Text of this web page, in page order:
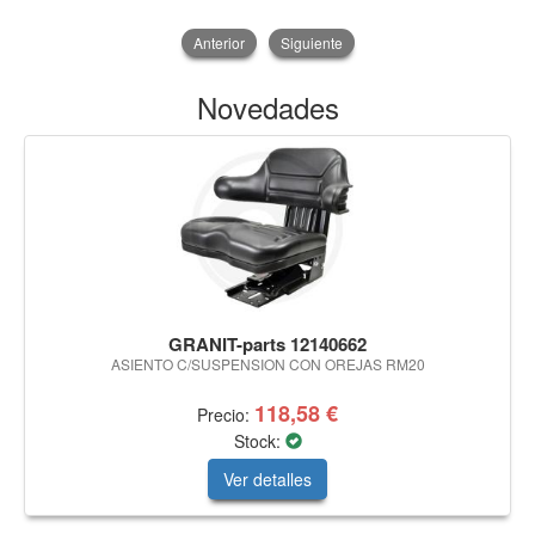
Anterior Siguiente
Novedades
GRANIT-parts 12140662
ASIENTO C/SUSPENSION CON OREJAS RM20
Precio: 118,58 €
Stock:
Ver detalles